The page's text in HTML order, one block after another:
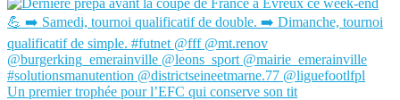
Un premier trophée pour l’EFC qui conserve son tit